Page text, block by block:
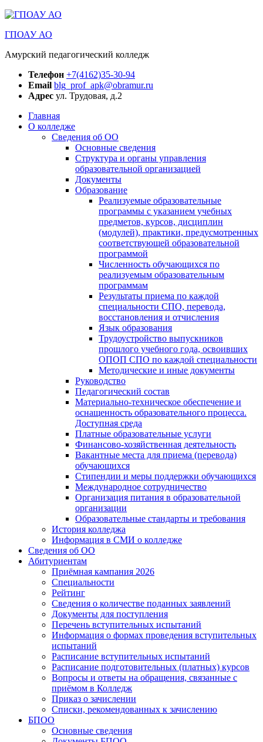
ГПОАУ АО
Амурский педагогический колледж
Телефон +7(4162)35-30-94
Email blg_prof_apk@obramur.ru
Адрес ул. Трудовая, д.2
Главная
О колледже
Сведения об ОО
Основные сведения
Структура и органы управления
образовательной организацией
Документы
Образование
Реализуемые образовательные
программы с указанием учебных
предметов, курсов, дисциплин
(модулей), практики, предусмотренных
соответствующей образовательной
программой
Численность обучающихся по
реализуемым образовательным
программам
Результаты приема по каждой
специальности СПО, перевода,
восстановления и отчисления
Язык образования
Трудоустройство выпускников
прошлого учебного года, освоивших
ОПОП СПО по каждой специальности
Методические и иные документы
Руководство
Педагогический состав
Материально-техническое обеспечение и
оснащенность образовательного процесса.
Доступная среда
Платные образовательные услуги
Финансово-хозяйственная деятельность
Вакантные места для приема (перевода)
обучающихся
Стипендии и меры поддержки обучающихся
Международное сотрудничество
Организация питания в образовательной
организации
Образовательные стандарты и требования
История колледжа
Информация в СМИ о колледже
Сведения об ОО
Абитуриентам
Приёмная кампания 2026
Специальности
Рейтинг
Сведения о количестве поданных заявлений
Документы для поступления
Перечень вступительных испытаний
Информация о формах проведения вступительных
испытаний
Расписание вступительных испытаний
Расписание подготовительных (платных) курсов
Вопросы и ответы на обращения, связанные с
приёмом в Колледж
Приказ о зачислении
Списки, рекомендованных к зачислению
БПОО
Основные сведения